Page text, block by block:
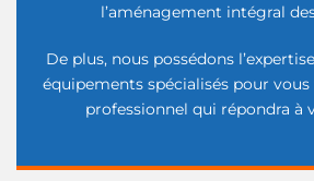
l’aménagement intégral
De plus, nous possédons
équipements spécialisés pour
professionnel qui répondra à